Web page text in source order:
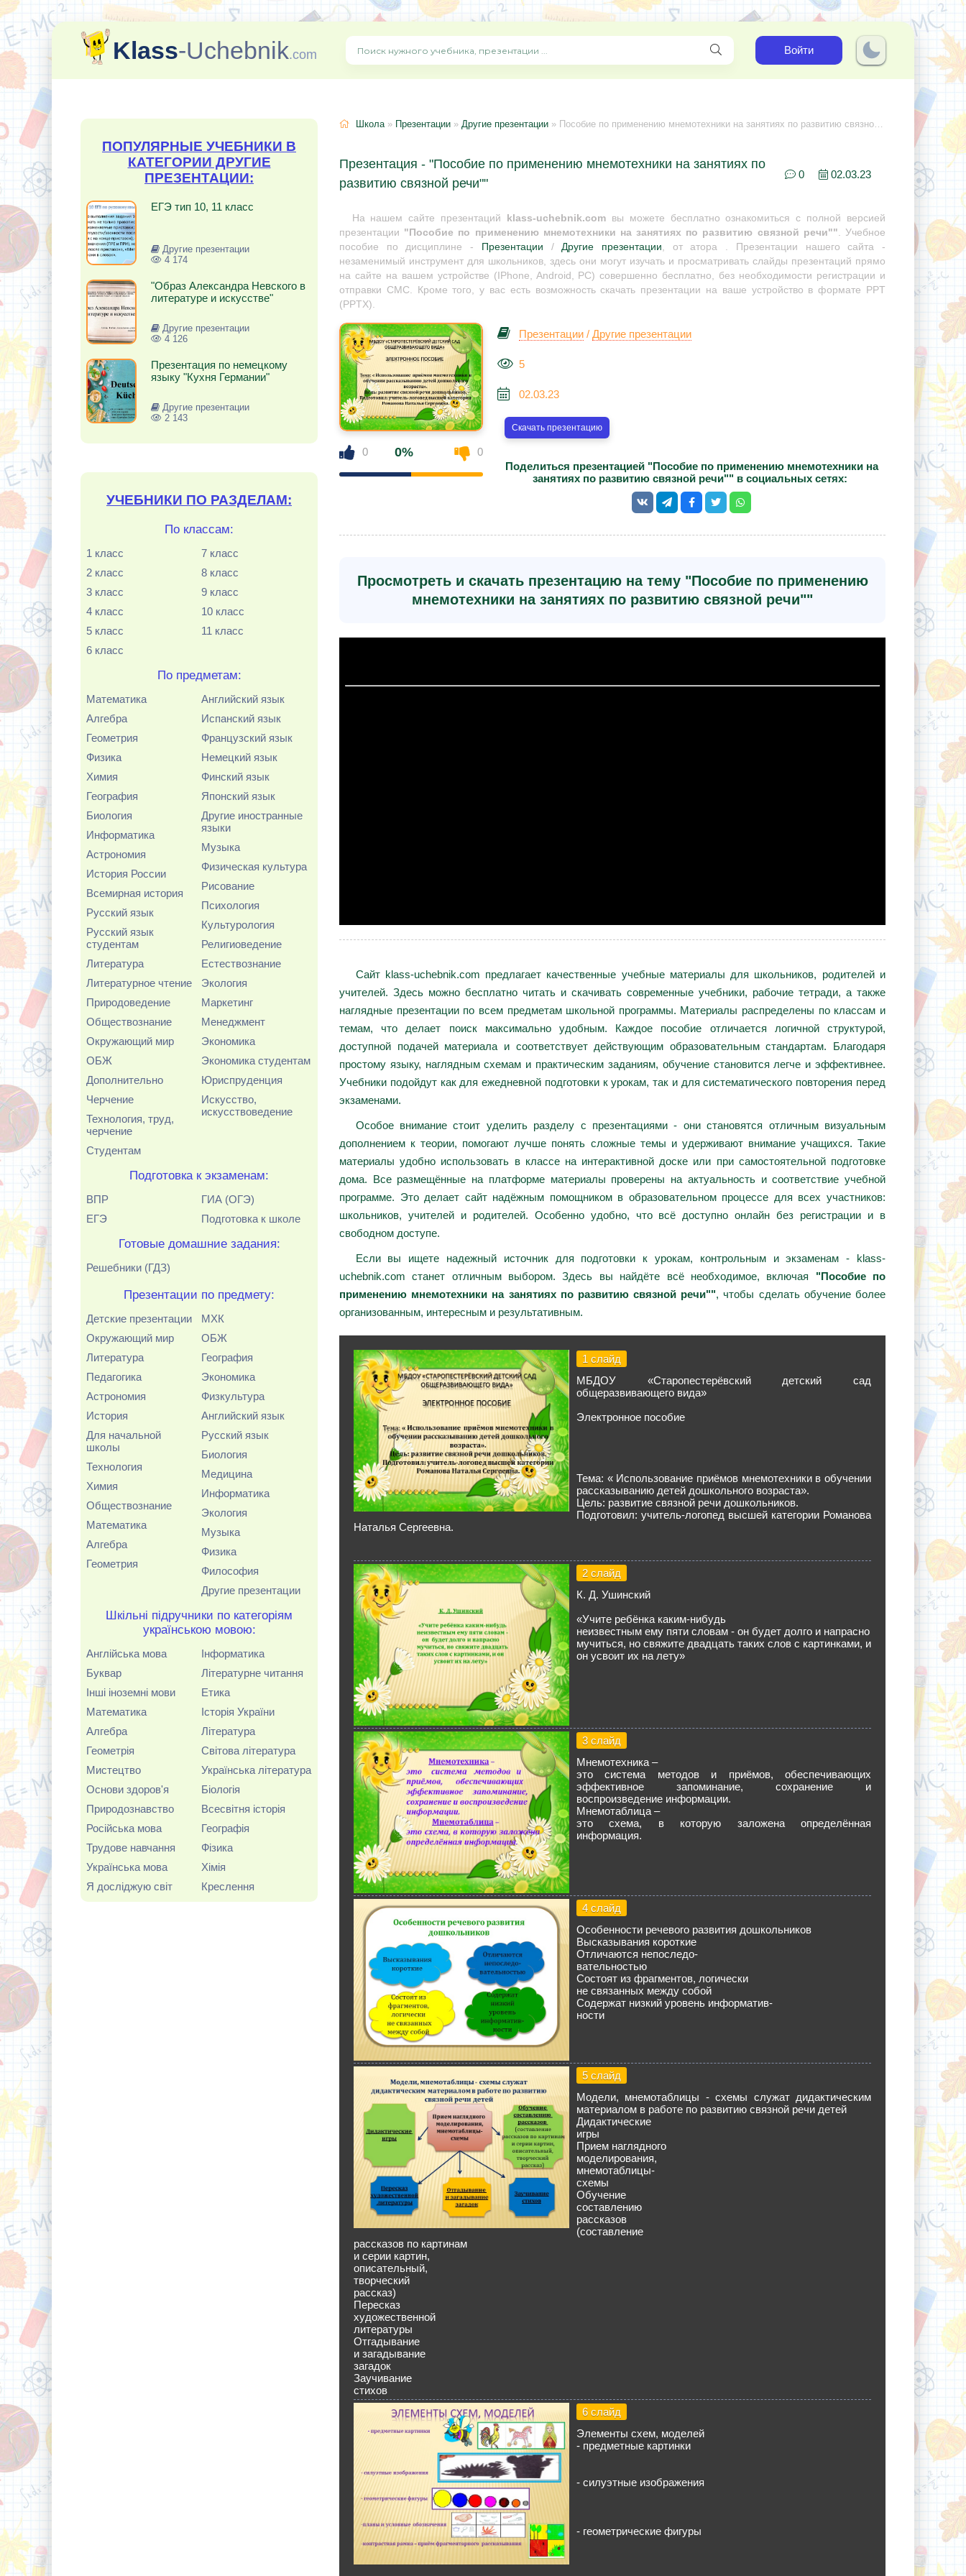
Klass-Uchebnik.com Войти
ПОПУЛЯРНЫЕ УЧЕБНИКИ В
КАТЕГОРИИ ДРУГИЕ
ПРЕЗЕНТАЦИИ:
ЕГЭ тип 10, 11 класс
Другие презентации
4 174
"Образ Александра Невского в
литературе и искусстве"
Другие презентации
4 126
Презентация по немецкому
языку "Кухня Германии"
Другие презентации
2 143
УЧЕБНИКИ ПО РАЗДЕЛАМ:
По классам:
1 класс
2 класс
3 класс
4 класс
5 класс
6 класс
7 класс
8 класс
9 класс
10 класс
11 класс
По предметам:
Математика
Алгебра
Геометрия
Физика
Химия
География
Биология
Информатика
Астрономия
История России
Всемирная история
Русский язык
Русский язык
студентам
Литература
Литературное чтение
Природоведение
Обществознание
Окружающий мир
ОБЖ
Дополнительно
Черчение
Технология, труд,
черчение
Студентам
Английский язык
Испанский язык
Французский язык
Немецкий язык
Финский язык
Японский язык
Другие иностранные
языки
Музыка
Физическая культура
Рисование
Психология
Культурология
Религиоведение
Естествознание
Экология
Маркетинг
Менеджмент
Экономика
Экономика студентам
Юриспруденция
Искусство,
искусствоведение
Подготовка к экзаменам:
ВПР
ЕГЭ
ГИА (ОГЭ)
Подготовка к школе
Готовые домашние задания:
Решебники (ГДЗ)
Презентации по предмету:
Детские презентации
Окружающий мир
Литература
Педагогика
Астрономия
История
Для начальной
школы
Технология
Химия
Обществознание
Математика
Алгебра
Геометрия
МХК
ОБЖ
География
Экономика
Физкультура
Английский язык
Русский язык
Биология
Медицина
Информатика
Экология
Музыка
Физика
Философия
Другие презентации
Шкільні підручники по категоріям
українською мовою:
Англійська мова
Буквар
Інші іноземні мови
Математика
Алгебра
Геометрія
Мистецтво
Основи здоров'я
Природознавство
Російська мова
Трудове навчання
Українська мова
Я досліджую світ
Інформатика
Літературне читання
Етика
Історія України
Література
Світова література
Українська література
Біологія
Всесвітня історія
Географія
Фізика
Хімія
Креслення
Школа» Презентации » Другие презентации » Пособие по применению мнемотехники на занятиях по развитию связной речи"
Презентация - "Пособие по применению мнемотехники на занятиях по
развитию связной речи""
0 02.03.23
На нашем сайте презентаций klass-uchebnik.comвы можете бесплатно ознакомиться с полной версией
презентации "Пособие по применению мнемотехники на занятиях по развитию связной речи"". Учебное
пособие по дисциплине -
Презентации /Другие презентации, от атора . Презентации нашего сайта -
незаменимый инструмент для школьников, здесь они могут изучать и просматривать слайды презентаций прямо
на сайте на вашем устройстве (IPhone, Android, PC) совершенно бесплатно, без необходимости регистрации и
отправки СМС. Кроме того, у вас есть возможность скачать презентации на ваше устройство в формате PPT
(PPTX).
0 0% 0
Презентации / Другие презентации
5
02.03.23
Скачать презентацию
Поделиться презентацией "Пособие по применению мнемотехники на
занятиях по развитию связной речи"" в социальных сетях:
Просмотреть и скачать презентацию на тему "Пособие по применению
мнемотехники на занятиях по развитию связной речи""
Сайт klass-uchebnik.com предлагает качественные учебные материалы для школьников, родителей и
учителей. Здесь можно бесплатно читать и скачивать современные учебники, рабочие тетради, а также
наглядные презентации по всем предметам школьной программы. Материалы распределены по классам и
темам, что делает поиск максимально удобным. Каждое пособие отличается логичной структурой,
доступной подачей материала и соответствует действующим образовательным стандартам. Благодаря
простому языку, наглядным схемам и практическим заданиям, обучение становится легче и эффективнее.
Учебники подойдут как для ежедневной подготовки к урокам, так и для систематического повторения перед
экзаменами.
Особое внимание стоит уделить разделу с презентациями - они становятся отличным визуальным
дополнением к теории, помогают лучше понять сложные темы и удерживают внимание учащихся. Такие
материалы удобно использовать в классе на интерактивной доске или при самостоятельной подготовке
дома. Все размещённые на платформе материалы проверены на актуальность и соответствие учебной
программе. Это делает сайт надёжным помощником в образовательном процессе для всех участников:
школьников, учителей и родителей. Особенно удобно, что всё доступно онлайн без регистрации и в
свободном доступе.
Если вы ищете надежный источник для подготовки к урокам, контрольным и экзаменам - klass-
uchebnik.com станет отличным выбором. Здесь вы найдёте всё необходимое, включая "Пособие по
применению мнемотехники на занятиях по развитию связной речи"", чтобы сделать обучение более
организованным, интересным и результативным.
1 слайд
МБДОУ «Старопестерёвский детский сад
общеразвивающего вида»
Электронное пособие
Тема: « Использование приёмов мнемотехники в обучении
рассказыванию детей дошкольного возраста».
Цель: развитие связной речи дошкольников.
Подготовил: учитель-логопед высшей категории Романова
Наталья Сергеевна.
2 слайд
К. Д. Ушинский
«Учите ребёнка каким-нибудь
неизвестным ему пяти словам - он будет долго и напрасно
мучиться, но свяжите двадцать таких слов с картинками, и
он усвоит их на лету»
3 слайд
Мнемотехника –
это система методов и приёмов, обеспечивающих
эффективное запоминание, сохранение и
воспроизведение информации.
Мнемотаблица –
это схема, в которую заложена определённая
информация.
4 слайд
Особенности речевого развития дошкольников
Высказывания короткие
Отличаются непоследо-
вательностью
Состоят из фрагментов, логически
не связанных между собой
Содержат низкий уровень информатив-
ности
5 слайд
Модели, мнемотаблицы - схемы служат дидактическим
материалом в работе по развитию связной речи детей
Дидактические
игры
Прием наглядного
моделирования,
мнемотаблицы-
схемы
Обучение
составлению
рассказов
(составление
рассказов по картинам
и серии картин,
описательный,
творческий
рассказ)
Пересказ
художественной
литературы
Отгадывание
и загадывание
загадок
Заучивание
стихов
6 слайд
Элементы схем, моделей
- предметные картинки
- силуэтные изображения
- геометрические фигуры